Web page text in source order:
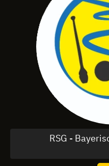
RSG -